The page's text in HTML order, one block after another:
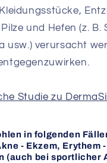
und Hefen (z.
usw.) verursacht
Studie zu
in folgenden
- Ekzem, Erythem
(auch bei